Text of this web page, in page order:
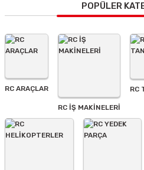
Görüş ve önerileriniz için
Ürün resmi kalitesiz, bozuk
Ürün açıklamasında eksik
Ürün fiyatı diğer sitelerden daha
Bu ürüne benzer farklı
POPÜLER
RC ARAÇLAR
RC İŞ MAKİNELERİ
RC